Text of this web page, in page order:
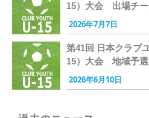
15）大会 出場チー
2026年7月7日
第41回 日本クラブ
15）大会 地域予
2026年6月10日